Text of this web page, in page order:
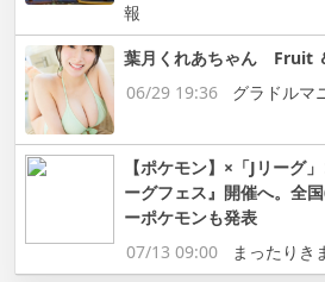
報
葉月くれあちゃん Fruit
06/29 19:36
グラドルマ
【ポケモン】×「Jリーグ
ーグフェス』開催へ。全
ーポケモンも発表
07/13 09:00
まったりき